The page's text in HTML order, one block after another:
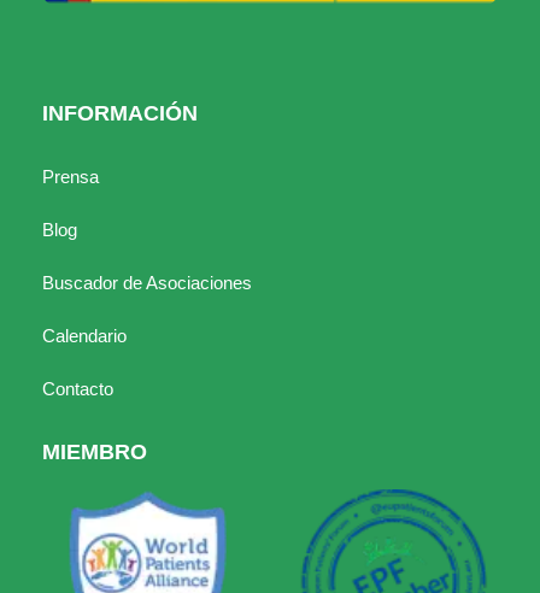
INFORMACIÓN
Prensa
Blog
Buscador de Asociaciones
Calendario
Contacto
MIEMBRO